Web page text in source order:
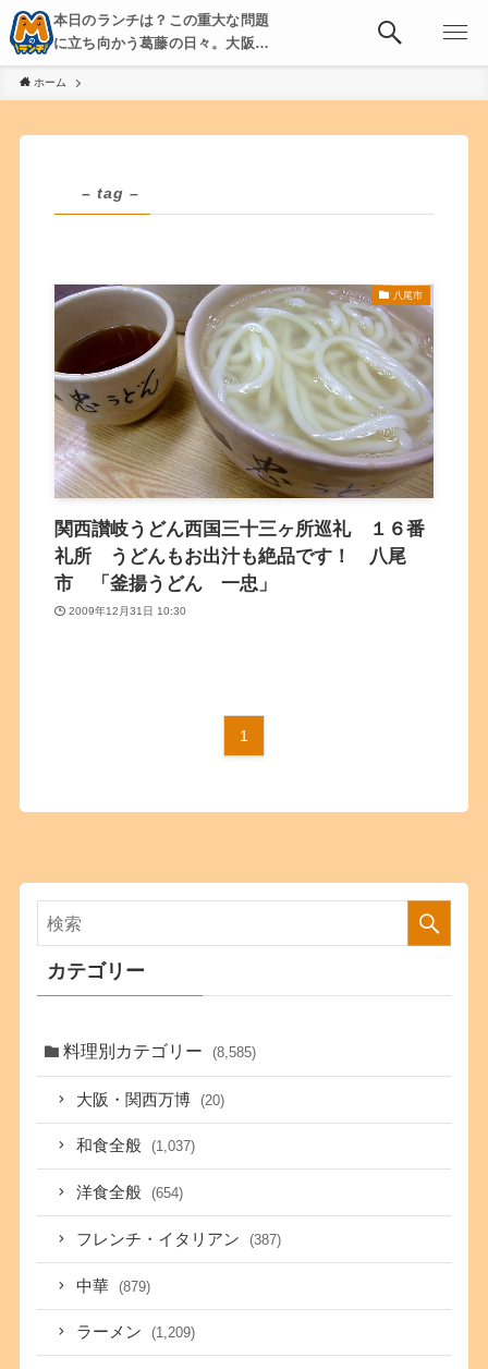
本日のランチは？この重大な問題
に立ち向かう葛藤の日々。大阪・
京都・神戸を中心とした食べ歩
き、飲み歩きを綴る。
ホーム
– tag –
八尾市
関西讃岐うどん西国三十三ヶ所巡礼 １６番
礼所 うどんもお出汁も絶品です！ 八尾
市 「釜揚うどん 一忠」
2009年12月31日 10:30
1
カテゴリー
料理別カテゴリー (8,585)
大阪・関西万博 (20)
和食全般 (1,037)
洋食全般 (654)
フレンチ・イタリアン (387)
中華 (879)
ラーメン (1,209)